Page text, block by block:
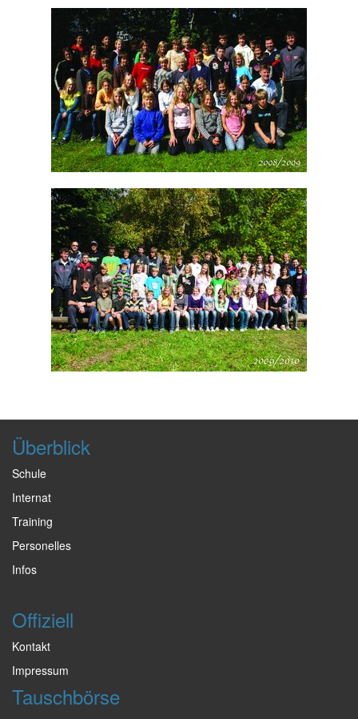
Überblick
Schule
Internat
Training
Personelles
Infos
Offiziell
Kontakt
Impressum
Tauschbörse